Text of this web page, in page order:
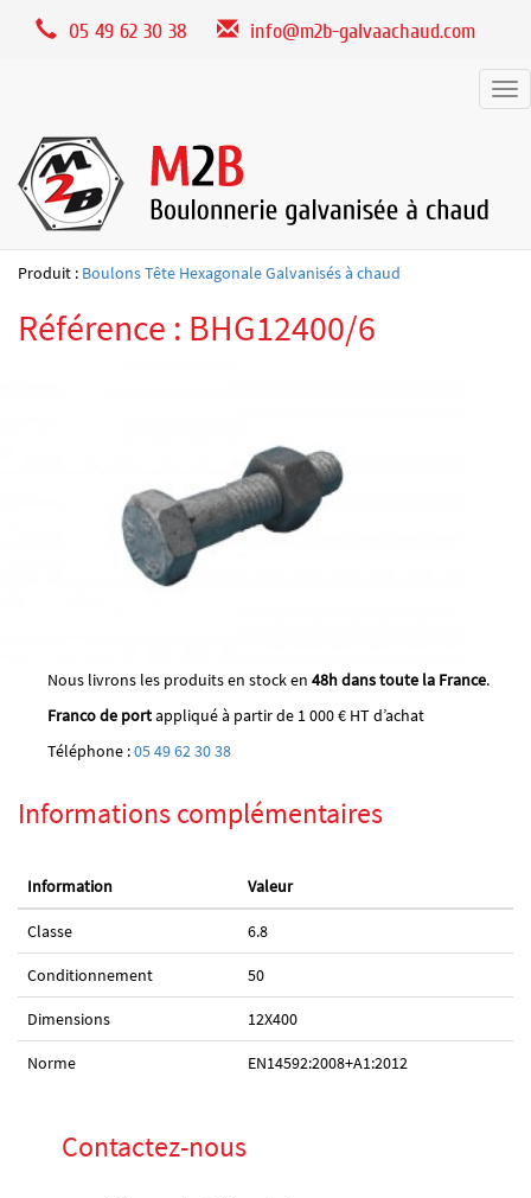
05 49 62 30 38 info@m2b-galvaachaud.com
Produit : Boulons Tête Hexagonale Galvanisés à chaud
Référence : BHG12400/6
Nous livrons les produits en stock en 48h dans toute la France.
Franco de portappliqué à partir de 1 000 € HT d’achat
Téléphone :05 49 62 30 38
Informations complémentaires
Information Valeur
Classe 6.8
Conditionnement 50
Dimensions 12X400
Norme EN14592:2008+A1:2012
Contactez-nous